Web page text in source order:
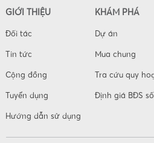
GIỚI THIỆU
Đối tác
Tin tức
Cộng đồng
Tuyển dụng
Hướng dẫn sử dụng
KHÁM PHÁ
Dự án
Mua chung
Tra cứu quy
Định giá BĐS số